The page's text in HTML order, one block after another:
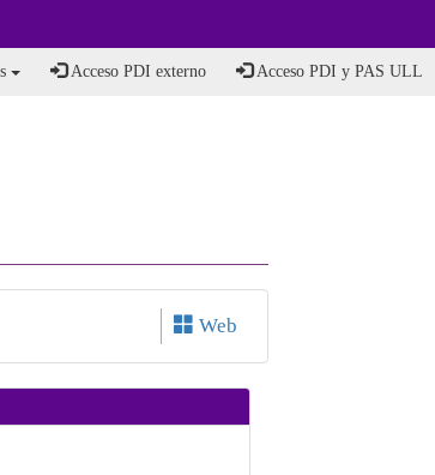
Acceso PDI externo Acceso PDI y PAS ULL
Web